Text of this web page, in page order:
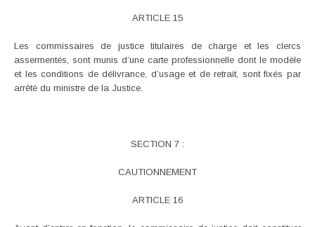
ARTICLE 15
Les commissaires de justice titulaires de charge et les clercs
assermentés, sont munis d’une carte professionnelle dont le modèle
et les conditions de délivrance, d’usage et de retrait, sont fixés par
arrêté du ministre de la Justice.
SECTION 7 :
CAUTIONNEMENT
ARTICLE 16